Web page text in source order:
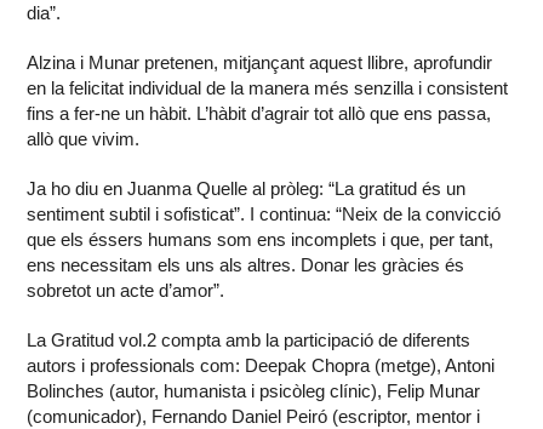
dia”.
Alzina i Munar pretenen, mitjançant aquest llibre, aprofundir
en la felicitat individual de la manera més senzilla i consistent
fins a fer-ne un hàbit. L’hàbit d’agrair tot allò que ens passa,
allò que vivim.
Ja ho diu en Juanma Quelle al pròleg: “La gratitud és un
sentiment subtil i sofisticat”. I continua: “Neix de la convicció
que els éssers humans som ens incomplets i que, per tant,
ens necessitam els uns als altres. Donar les gràcies és
sobretot un acte d’amor”.
La Gratitud vol.2 compta amb la participació de diferents
autors i professionals com: Deepak Chopra (metge), Antoni
Bolinches (autor, humanista i psicòleg clínic), Felip Munar
(comunicador), Fernando Daniel Peiró (escriptor, mentor i